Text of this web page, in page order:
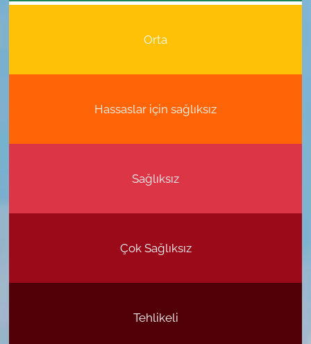
Orta
Hassaslar için sağlıksız
Sağlıksız
Çok Sağlıksız
Tehlikeli